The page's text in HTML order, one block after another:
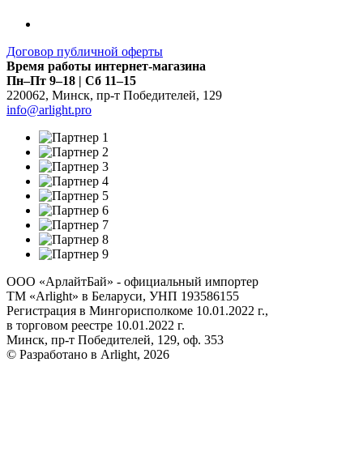
Договор публичной оферты
Время работы интернет-магазина
Пн–Пт 9–18 | Сб 11–15
220062, Минск, пр-т Победителей, 129
info@arlight.pro
ООО «АрлайтБай» - официальный импортер
ТМ «Arlight» в Беларуси, УНП 193586155
Регистрация в Мингорисполкоме 10.01.2022 г.,
в торговом реестре 10.01.2022 г.
Минск, пр-т Победителей, 129, оф. 353
© Разработано в Arlight, 2026